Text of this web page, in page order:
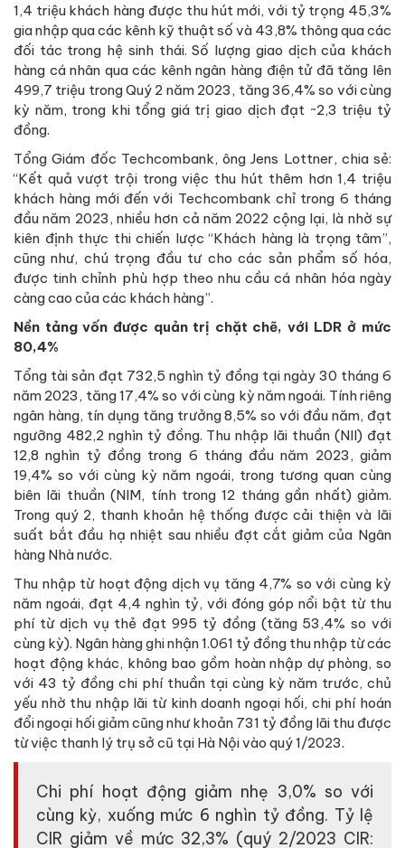
1,4 triệu khách hàng được thu hút mới, với tỷ trọng 45,3%
gia nhập qua các kênh kỹ thuật số và 43,8% thông qua các
đối tác trong hệ sinh thái. Số lượng giao dịch của khách
hàng cá nhân qua các kênh ngân hàng điện tử đã tăng lên
499,7 triệu trong Quý 2 năm 2023, tăng 36,4% so với cùng
kỳ năm, trong khi tổng giá trị giao dịch đạt ~2,3 triệu tỷ
đồng.
Tổng Giám đốc Techcombank, ông Jens Lottner, chia sẻ:
“Kết quả vượt trội trong việc thu hút thêm hơn 1,4 triệu
khách hàng mới đến với Techcombank chỉ trong 6 tháng
đầu năm 2023, nhiều hơn cả năm 2022 cộng lại, là nhờ sự
kiên định thực thi chiến lược “Khách hàng là trọng tâm”,
cũng như, chú trọng đầu tư cho các sản phẩm số hóa,
được tinh chỉnh phù hợp theo nhu cầu cá nhân hóa ngày
càng cao của các khách hàng”.
Nền tảng vốn được quản trị chặt chẽ, với LDR ở mức
80,4%
Tổng tài sản đạt 732,5 nghìn tỷ đồng tại ngày 30 tháng 6
năm 2023, tăng 17,4% so với cùng kỳ năm ngoái. Tính riêng
ngân hàng, tín dụng tăng trưởng 8,5% so với đầu năm, đạt
ngưỡng 482,2 nghìn tỷ đồng. Thu nhập lãi thuần (NII) đạt
12,8 nghìn tỷ đồng trong 6 tháng đầu năm 2023, giảm
19,4% so với cùng kỳ năm ngoái, trong tương quan cùng
biên lãi thuần (NIM, tính trong 12 tháng gần nhất) giảm.
Trong quý 2, thanh khoản hệ thống được cải thiện và lãi
suất bắt đầu hạ nhiệt sau nhiều đợt cắt giảm của Ngân
hàng Nhà nước.
Thu nhập từ hoạt động dịch vụ tăng 4,7% so với cùng kỳ
năm ngoái, đạt 4,4 nghìn tỷ, với đóng góp nổi bật từ thu
phí từ dịch vụ thẻ đạt 995 tỷ đồng (tăng 53,4% so với
cùng kỳ). Ngân hàng ghi nhận 1.061 tỷ đồng thu nhập từ các
hoạt động khác, không bao gồm hoàn nhập dự phòng, so
với 43 tỷ đồng chi phí thuần tại cùng kỳ năm trước, chủ
yếu nhờ thu nhập lãi từ kinh doanh ngoại hối, chi phí hoán
đổi ngoại hối giảm cũng như khoản 731 tỷ đồng lãi thu được
từ việc thanh lý trụ sở cũ tại Hà Nội vào quý 1/2023.
Chi phí hoạt động giảm nhẹ 3,0% so với
cùng kỳ, xuống mức 6 nghìn tỷ đồng. Tỷ lệ
CIR giảm về mức 32,3% (quý 2/2023 CIR: